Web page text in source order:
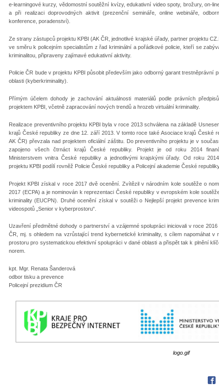
e-learningové kurzy, vědomostní soutěžní kvízy, edukativní video spoty, brožury, on-
a při realizaci doprovodných aktivit (prezenční semináře, online webináře,
konference, poradenství).
Ze strany zástupců projektu KPBI (AK ČR, jednotlivé krajské úřady, partner projektu
ve směru k policejním specialistům z řad kriminální a pořádkové policie, kteří se
kriminalitou, připraveny zajímavé edukativní aktivity.
Policie ČR bude v projektu KPBI působit především jako odborný garant trestněprávní
oblasti (kyberkriminality).
Přímým účelem dohody je zachování aktuálnosti materiálů podle právních
projektem KPBI, včetně zapracování nových trendů a hrozeb virtuální kriminality.
Realizace preventivního projektu KPBI byla v roce 2013 schválena na základě
krajů České republiky ze dne 12. září 2013. V tomto roce také Asociace krajů České
AK ČR) převzala nad projektem oficiální záštitu. Do preventivního projektu je v
zapojeno všech čtrnáct krajů České republiky. Projekt je od roku 2014
Ministerstvem vnitra České republiky a jednotlivými krajskými úřady. Od roku
projektu KPBI podílí rovněž Policie České republiky a Policejní akademie České
Projekt KPBI získal v roce 2017 dvě ocenění. Zvítězil v národním kole soutěže o
2017 (ECPA) a je nominován k reprezentaci České republiky v evropském kole
kriminality (EUCPN). Druhé ocenění získal v soutěži o Nejlepší projekt prevence
videospotů „Senior v kyberprostoru“.
Uzavření předmětné dohody o partnerství a vzájemné spolupráci iniciovali v roce
ČR, mj. s ohledem na vzrůstající trend kybernetické kriminality, s cílem napomáhat
prostoru pro systematickou efektivní spolupráci v dané oblasti a přispět tak k plnění
norem.
kpt. Mgr. Renata Šanderová
odbor tisku a prevence
Policejní prezidium ČR
logo.gif